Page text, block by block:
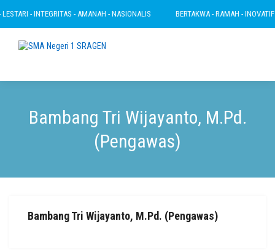
- INTEGRITAS - AMANAH - NASIONALIS BERTAKWA - RAMAH - INOVATIF
Bambang Tri Wijayanto, M.Pd.
(Pengawas)
Bambang Tri Wijayanto, M.Pd. (Pengawas)